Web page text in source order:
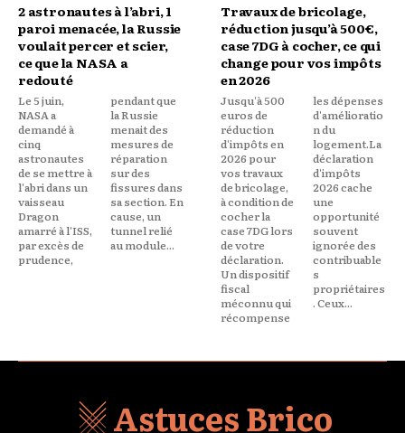
2 astronautes à l’abri, 1
paroi menacée, la Russie
voulait percer et scier,
ce que la NASA a
redouté
Le 5 juin,
NASA a
demandé à
cinq
astronautes
de se mettre à
l'abri dans un
vaisseau
Dragon
amarré à l'ISS,
par excès de
prudence,
pendant que
la Russie
menait des
mesures de
réparation
sur des
fissures dans
sa section. En
cause, un
tunnel relié
au module...
Travaux de bricolage,
réduction jusqu’à 500€,
case 7DG à cocher, ce qui
change pour vos impôts
en 2026
Jusqu'à 500
euros de
réduction
d'impôts en
2026 pour
vos travaux
de bricolage,
à condition de
cocher la
case 7DG lors
de votre
déclaration.
Un dispositif
fiscal
méconnu qui
récompense
les dépenses
d'amélioratio
n du
logement.La
déclaration
d'impôts
2026 cache
une
opportunité
souvent
ignorée des
contribuable
s
propriétaires
. Ceux...
Astuces Brico